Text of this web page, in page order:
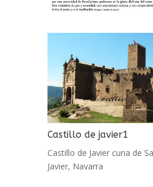
Castillo de javier1
Castillo de Javier cuna de
Javier, Navarra